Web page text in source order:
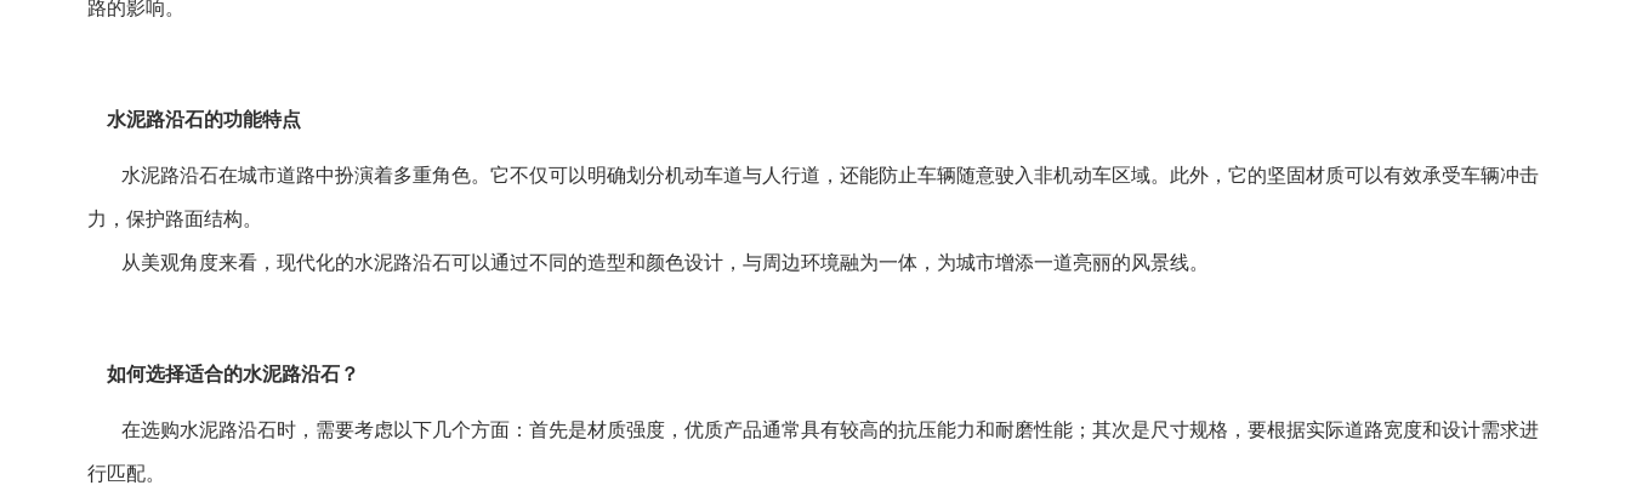
路的影响。
水泥路沿石的功能特点
水泥路沿石在城市道路中扮演着多重角色。它不仅可以明确划分机动车道与人行道，还能防止车辆随意驶入非机动车区域。此外，它的坚固材质可以有效承受车辆冲击
力，保护路面结构。
从美观角度来看，现代化的水泥路沿石可以通过不同的造型和颜色设计，与周边环境融为一体，为城市增添一道亮丽的风景线。
如何选择适合的水泥路沿石？
在选购水泥路沿石时，需要考虑以下几个方面：首先是材质强度，优质产品通常具有较高的抗压能力和耐磨性能；其次是尺寸规格，要根据实际道路宽度和设计需求进
行匹配。